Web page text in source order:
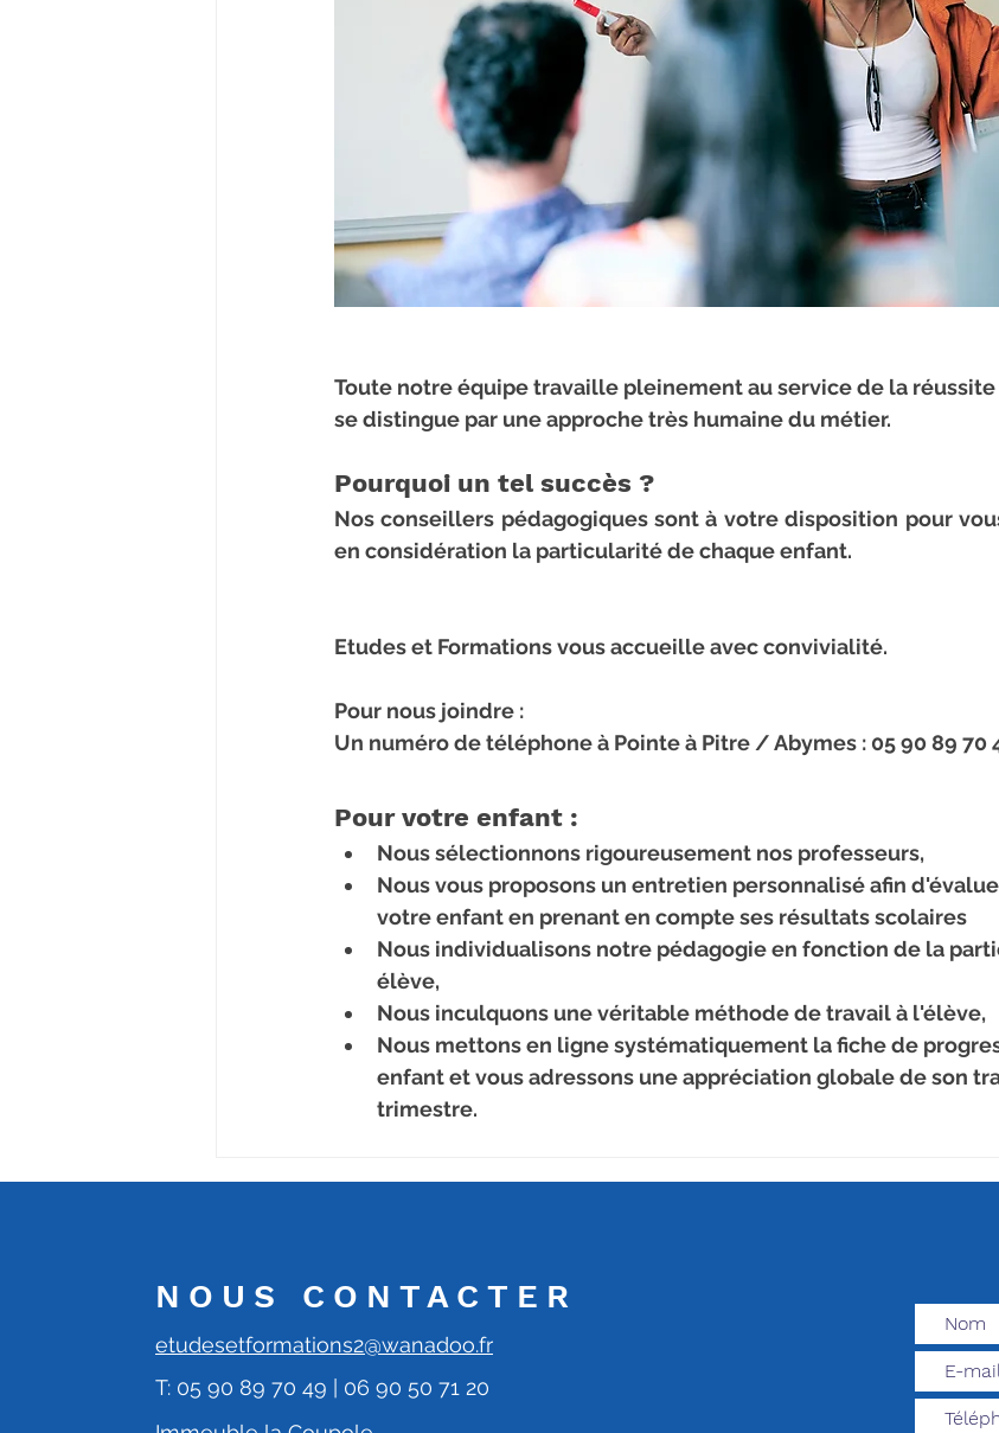
Toute notre équipe travaille pleinement au service de la
se distingue par une approche très humaine du métier.
Pourquoi un tel succès ?
Nos conseillers pédagogiques sont à votre disposition pour
en considération la particularité de chaque enfant.
Etudes et Formations vous accueille avec convivialité.
Pour nous joindre :
Un numéro de téléphone à Pointe à Pitre / Abymes : 05 90 89 70
Pour votre enfant :
Nous sélectionnons rigoureusement nos professeurs,
Nous vous proposons un entretien personnalisé afin
votre enfant en prenant en compte ses résultats scolaires
Nous individualisons notre pédagogie en fonction de la
élève,
Nous inculquons une véritable méthode de travail à l'élève,
Nous mettons en ligne systématiquement la fiche de
enfant et vous adressons une appréciation globale de son
trimestre.
NOUS CONTACTER
etudesetformations2@wanadoo.fr
T: 05 90 89 70 49 | 06 90 50 71 20